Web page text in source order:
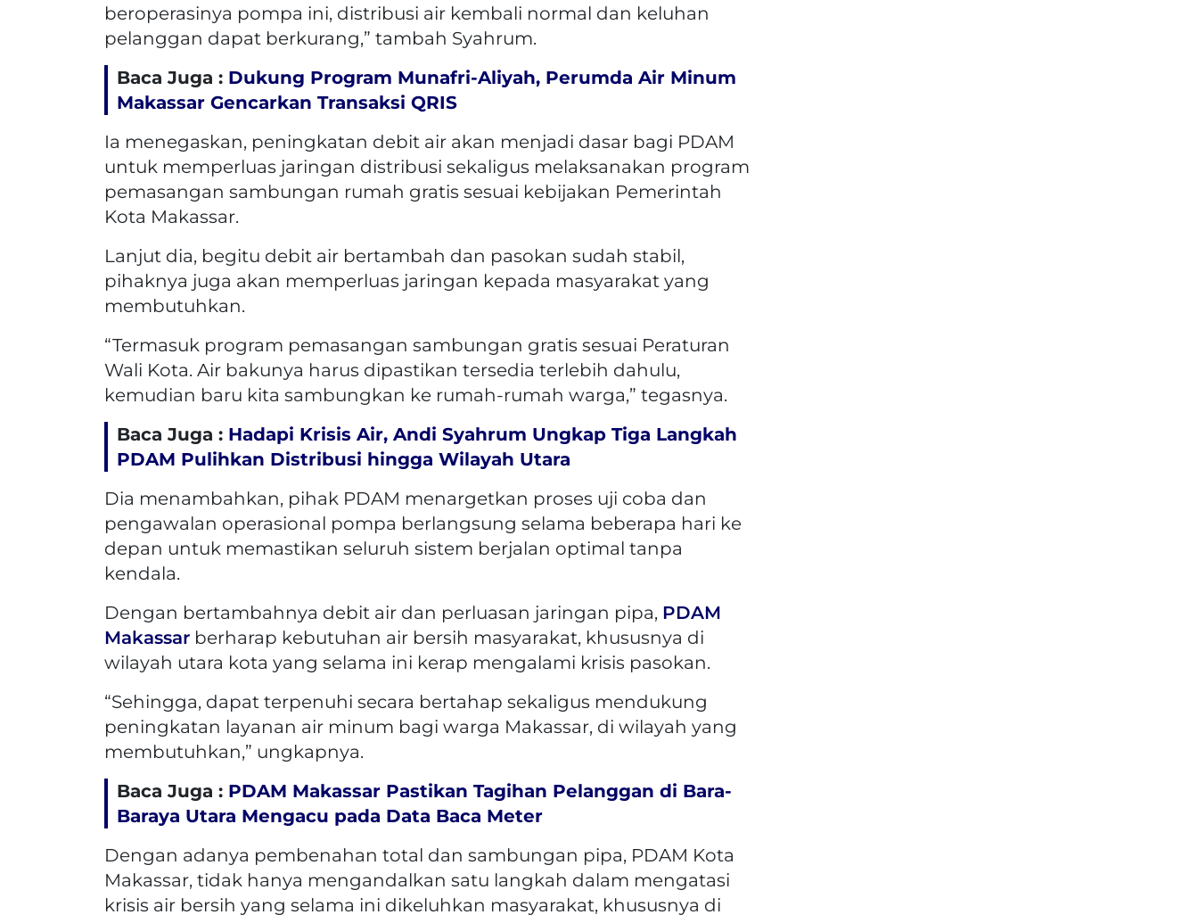
beroperasinya pompa ini, distribusi air kembali normal dan keluhan
pelanggan dapat berkurang,” tambah Syahrum.
Baca Juga : Dukung Program Munafri-Aliyah, Perumda Air Minum
Makassar Gencarkan Transaksi QRIS
Ia menegaskan, peningkatan debit air akan menjadi dasar bagi PDAM
untuk memperluas jaringan distribusi sekaligus melaksanakan program
pemasangan sambungan rumah gratis sesuai kebijakan Pemerintah
Kota Makassar.
Lanjut dia, begitu debit air bertambah dan pasokan sudah stabil,
pihaknya juga akan memperluas jaringan kepada masyarakat yang
membutuhkan.
“Termasuk program pemasangan sambungan gratis sesuai Peraturan
Wali Kota. Air bakunya harus dipastikan tersedia terlebih dahulu,
kemudian baru kita sambungkan ke rumah-rumah warga,” tegasnya.
Baca Juga : Hadapi Krisis Air, Andi Syahrum Ungkap Tiga Langkah
PDAM Pulihkan Distribusi hingga Wilayah Utara
Dia menambahkan, pihak PDAM menargetkan proses uji coba dan
pengawalan operasional pompa berlangsung selama beberapa hari ke
depan untuk memastikan seluruh sistem berjalan optimal tanpa
kendala.
Dengan bertambahnya debit air dan perluasan jaringan pipa, PDAM
Makassar berharap kebutuhan air bersih masyarakat, khususnya di
wilayah utara kota yang selama ini kerap mengalami krisis pasokan.
“Sehingga, dapat terpenuhi secara bertahap sekaligus mendukung
peningkatan layanan air minum bagi warga Makassar, di wilayah yang
membutuhkan,” ungkapnya.
Baca Juga : PDAM Makassar Pastikan Tagihan Pelanggan di Bara-
Baraya Utara Mengacu pada Data Baca Meter
Dengan adanya pembenahan total dan sambungan pipa, PDAM Kota
Makassar, tidak hanya mengandalkan satu langkah dalam mengatasi
krisis air bersih yang selama ini dikeluhkan masyarakat, khususnya di